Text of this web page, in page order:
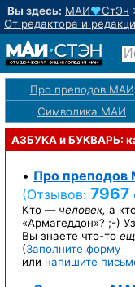
Вы здесь: МАИ♥СтЭн
От редактора и
Про преподов МАИ
Символика МАИ
АЗБУКА и БУКВАРЬ:
• Про
(Отзывов: 7967
Кто — человек, а
«Армагеддон»? ;-)
Вы знаете что-то
(Заполните форму
или напишите